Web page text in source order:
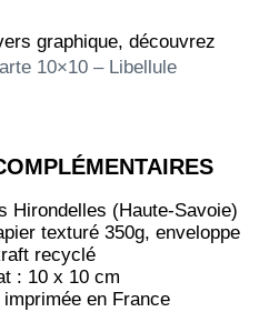
graphique, découvrez
10×10 – Libellule
Hirondelles (Haute-Savoie)
texturé 350g, enveloppe
recyclé
: 10 x 10 cm
imprimée en France